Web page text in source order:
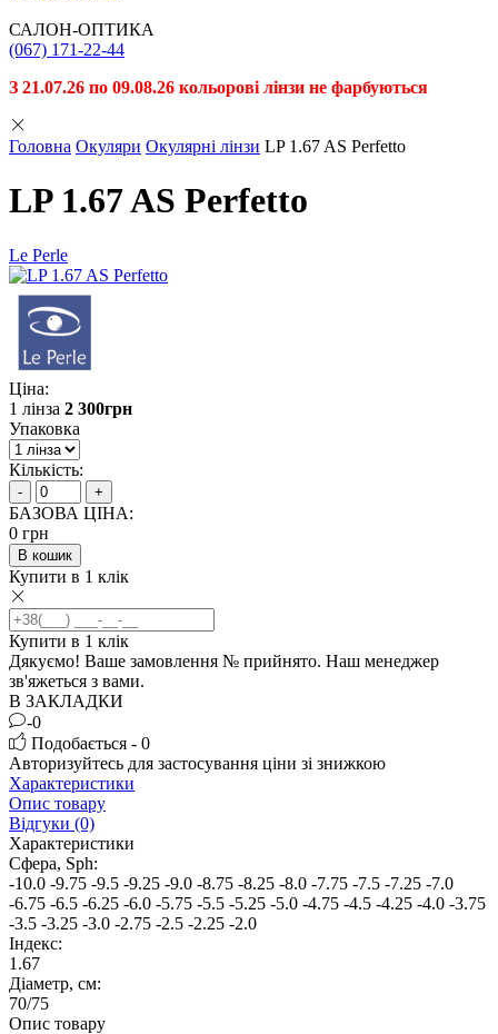
САЛОН-ОПТИКА
(067) 171-22-44
З 21.07.26 по 09.08.26 кольорові лінзи не фарбуються
Головна Окуляри Окулярні лінзи LP 1.67 AS Perfetto
LP 1.67 AS Perfetto
Le Perle
Ціна:
1 лінза 2 300грн
Упаковка
Кількість:
- +
БАЗОВА ЦІНА:
0 грн
В кошик
Купити в 1 клік
Купити в 1 клік
Дякуємо! Ваше замовлення № прийнято. Наш менеджер
зв'яжеться з вами.
В ЗАКЛАДКИ
-0
Подобається - 0
Авторизуйтесь для застосування ціни зі знижкою
Характеристики
Опис товару
Відгуки (0)
Характеристики
Сфера, Sph:
-10.0 -9.75 -9.5 -9.25 -9.0 -8.75 -8.25 -8.0 -7.75 -7.5 -7.25 -7.0
-6.75 -6.5 -6.25 -6.0 -5.75 -5.5 -5.25 -5.0 -4.75 -4.5 -4.25 -4.0 -3.75
-3.5 -3.25 -3.0 -2.75 -2.5 -2.25 -2.0
Індекс:
1.67
Діаметр, см:
70/75
Опис товару